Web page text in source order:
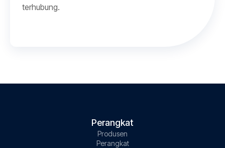
terhubung.
Perangkat
Produsen
Perangkat